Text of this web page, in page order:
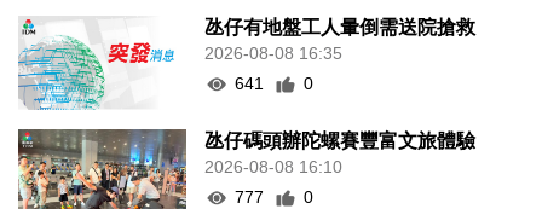
氹仔有地盤工人暈倒需送院搶救
2026-08-08 16:35
641
0
氹仔碼頭辦陀螺賽豐富文旅體驗
2026-08-08 16:10
777
0